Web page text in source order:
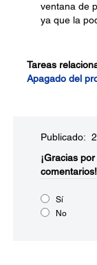
ventana de
ya que la
Tareas
Apagado del
Publicado:
¡Gracias
comentarios!
Sí
No